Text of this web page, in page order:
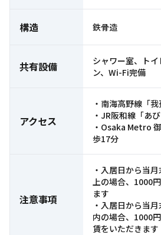
構造 鉄骨造
共有設備
シャワー室、ト
ン、Wi-Fi完備
アクセス
・南海高野線「
・JR阪和線「あ
・Osaka Metro
歩17分
注意事項
・入居日から当
上の場合、1000
ます
・入居日から当
内の場合、1000
賃をいただきます